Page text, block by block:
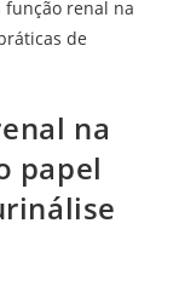
na
papel